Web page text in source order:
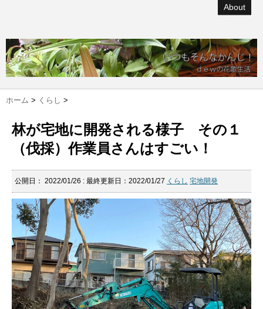
About
ホーム > くらし >
林が宅地に開発される様子 その１
（伐採）作業員さんはすごい！
公開日： 2022/01/26 : 最終更新日：2022/01/27 くらし 宅地開発